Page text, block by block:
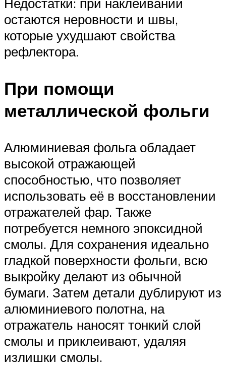
остаются неровности и швы,
которые ухудшают свойства
рефлектора.
При помощи
металлической фольги
Алюминиевая фольга обладает
высокой отражающей
способностью, что позволяет
использовать её в восстановлении
отражателей фар. Также
потребуется немного эпоксидной
смолы. Для сохранения идеально
гладкой поверхности фольги, всю
выкройку делают из обычной
бумаги. Затем детали дублируют из
алюминиевого полотна, на
отражатель наносят тонкий слой
смолы и приклеивают, удаляя
излишки смолы.